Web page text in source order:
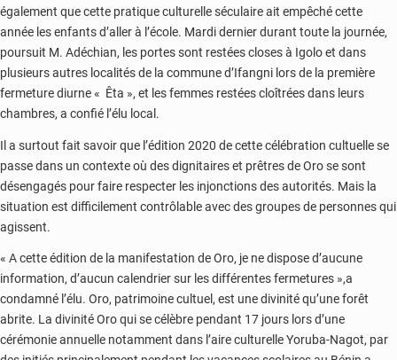
également que cette pratique culturelle séculaire ait empêché cette
année les enfants d’aller à l’école. Mardi dernier durant toute la journée,
poursuit M. Adéchian, les portes sont restées closes à Igolo et dans
plusieurs autres localités de la commune d’Ifangni lors de la première
fermeture diurne « Êta », et les femmes restées cloîtrées dans leurs
chambres, a confié l’élu local.
Il a surtout fait savoir que l’édition 2020 de cette célébration cultuelle se
passe dans un contexte où des dignitaires et prêtres de Oro se sont
désengagés pour faire respecter les injonctions des autorités. Mais la
situation est difficilement contrôlable avec des groupes de personnes qui
agissent.
« A cette édition de la manifestation de Oro, je ne dispose d’aucune
information, d’aucun calendrier sur les différentes fermetures »,a
condamné l’élu. Oro, patrimoine cultuel, est une divinité qu’une forêt
abrite. La divinité Oro qui se célèbre pendant 17 jours lors d’une
cérémonie annuelle notamment dans l’aire culturelle Yoruba-Nagot, par